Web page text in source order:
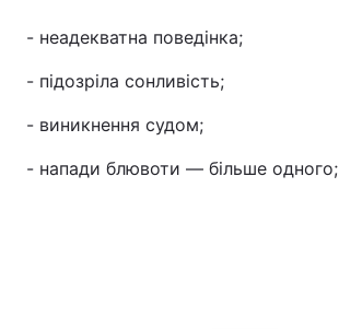
- неадекватна поведінка;
- підозріла сонливість;
- виникнення судом;
- напади блювоти — більше одного;